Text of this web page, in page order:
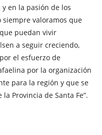
en la pasión de los
siempre valoramos que
puedan vivir
a seguir creciendo,
el esfuerzo de
por la organización
para la región y que se
Provincia de Santa Fe”.